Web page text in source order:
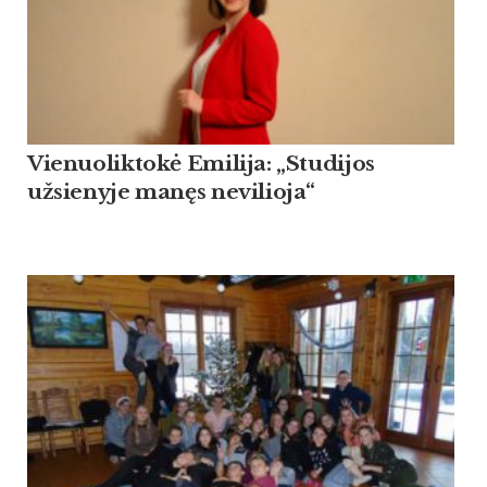
Vienuoliktokė Emilija: „Studijos
užsienyje manęs nevilioja“